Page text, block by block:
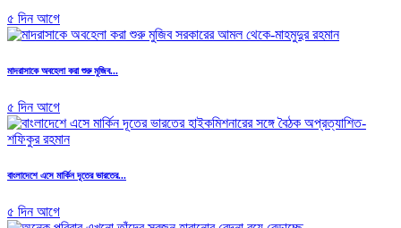
৫ দিন আগে
মাদরাসাকে অবহেলা করা শুরু মুজিব...
৫ দিন আগে
বাংলাদেশে এসে মার্কিন দূতের ভারতের...
৫ দিন আগে